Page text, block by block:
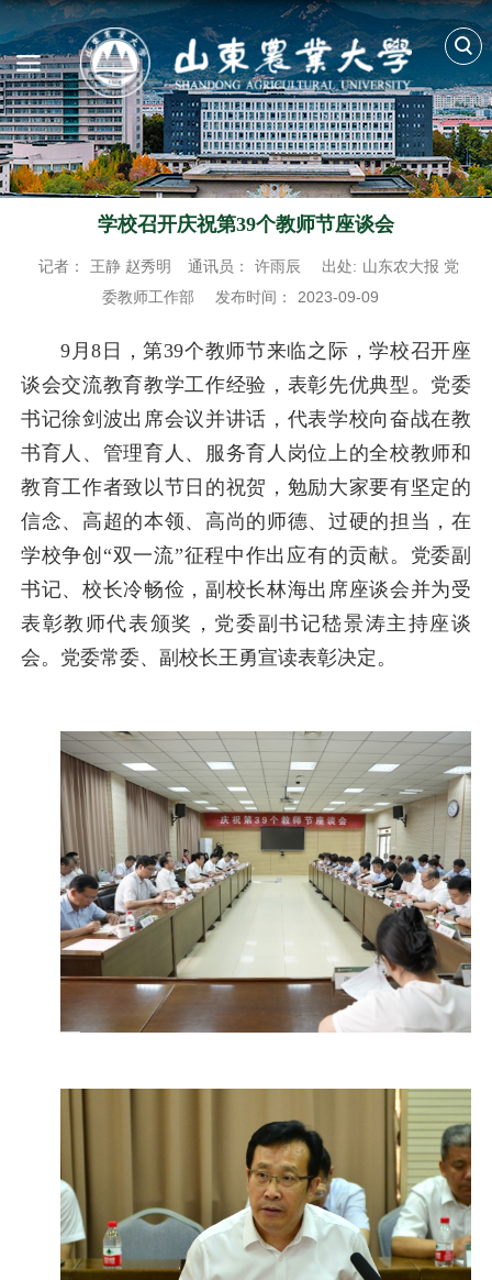
学校召开庆祝第39个教师节座谈会
记者： 王静 赵秀明 通讯员： 许雨辰 出处: 山东农大报 党
委教师工作部
发布时间： 2023-09-09
9月8日，第39个教师节来临之际，学校召开座
谈会交流教育教学工作经验，表彰先优典型。党委
书记徐剑波出席会议并讲话，代表学校向奋战在教
书育人、管理育人、服务育人岗位上的全校教师和
教育工作者致以节日的祝贺，勉励大家要有坚定的
信念、高超的本领、高尚的师德、过硬的担当，在
学校争创“双一流”征程中作出应有的贡献。党委副
书记、校长冷畅俭，副校长林海出席座谈会并为受
表彰教师代表颁奖，党委副书记嵇景涛主持座谈
会。党委常委、副校长王勇宣读表彰决定。